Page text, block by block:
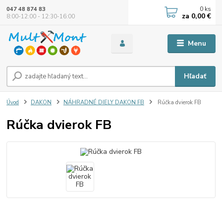
Menu
Hľadať
047 48 874 83
8:00-12:00 - 12:30-16:00
0 ks
za 0,00 €
Úvod DAKON NÁHRADNÉ DIELY DAKON FB Rúčka dvierok FB
Rúčka dvierok FB